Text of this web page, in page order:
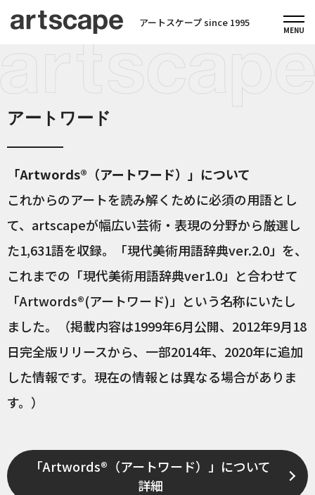
アートスケープ since 1995
アートワード
「Artwords®（アートワード）」について
これからのアートを読み解くために必須の用語とし
て、artscapeが幅広い芸術・表現の分野から厳選し
た1,631語を収録。「現代美術用語辞典ver.2.0」を、
これまでの「現代美術用語辞典ver1.0」と合わせて
「Artwords®(アートワード)」という名称にいたし
ました。（掲載内容は1999年6月公開、2012年9月18
日完全版リリースから、一部2014年、2020年に追加
した情報です。現在の情報とは異なる場合がありま
す。）
「Artwords®（アートワード）」について
詳細